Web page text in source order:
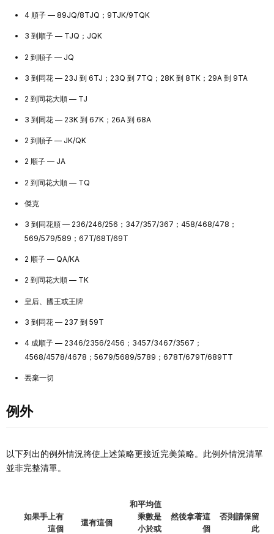
4 順子 — 89JQ/8TJQ；9TJK/9TQK
3 到順子 — TJQ；JQK
2 到順子 — JQ
3 到同花 — 23J 到 6TJ；23Q 到 7TQ；28K 到 8TK；29A 到 9TA
2 到同花大順 — TJ
3 到同花 — 23K 到 67K；26A 到 68A
2 到順子 — JK/QK
2 順子 — JA
2 到同花大順 — TQ
傑克
3 到同花順 — 236/246/256；347/357/367；458/468/478；
569/579/589；67T/68T/69T
2 順子 — QA/KA
2 到同花大順 — TK
皇后、國王或王牌
3 到同花 — 237 到 59T
4 成順子 — 2346/2356/2456；3457/3467/3567；
4568/4578/4678；5679/5689/5789；678T/679T/689TT
丟棄一切
例外
以下列出的例外情況將使上述策略更接近完美策略。此例外情況清單
並非完整清單。
如果手上有
這個
還有這個
和平均值
乘數是
小於或
然後拿著這
個
否則請保留
此